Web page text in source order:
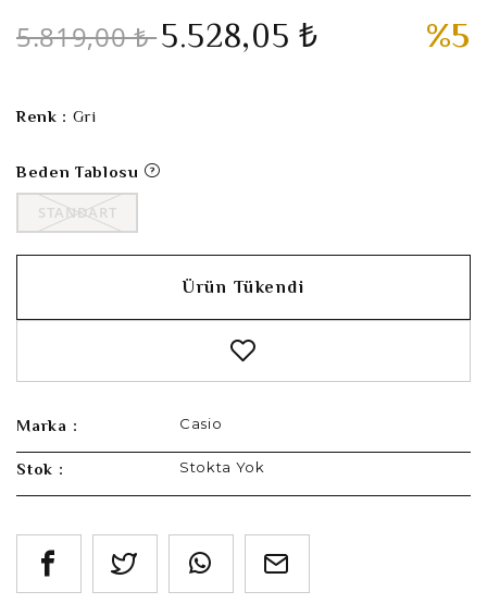
5.819,00 ₺5.528,05 ₺ %5
Renk : Gri
Beden Tablosu
STANDART
Ürün Tükendi
Marka : Casio
Stok : Stokta Yok